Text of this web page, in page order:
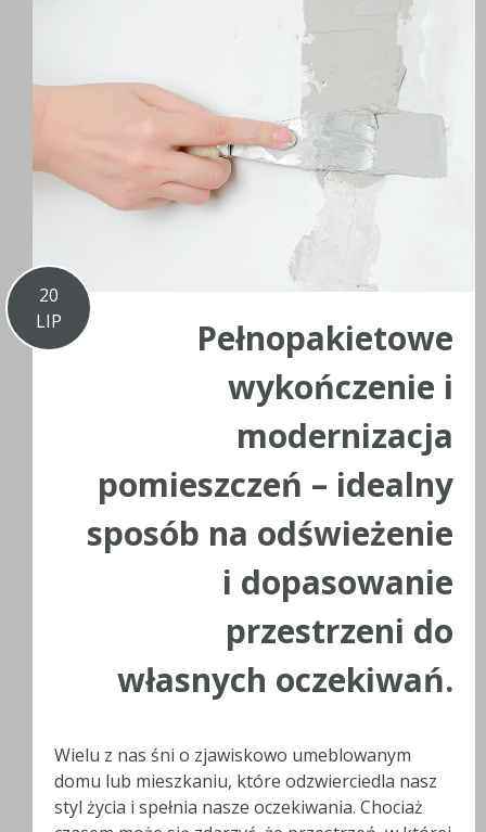
20
LIP
Pełnopakietowe
wykończenie i
modernizacja
pomieszczeń – idealny
sposób na odświeżenie
i dopasowanie
przestrzeni do
własnych oczekiwań.
Wielu z nas śni o zjawiskowo umeblowanym
domu lub mieszkaniu, które odzwierciedla nasz
styl życia i spełnia nasze oczekiwania. Chociaż